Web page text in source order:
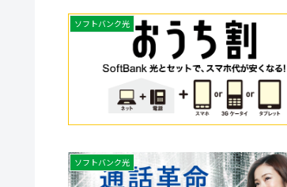
ソフトバンク光
ソフトバンク光